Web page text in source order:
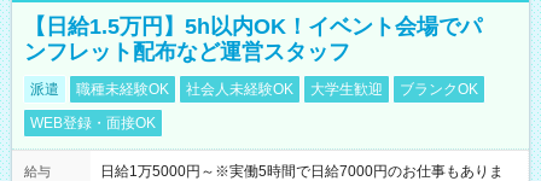
【日給1.5万円】5h以内OK！イベント会場でパ
ンフレット配布など運営スタッフ
派遣 職種未経験OK 社会人未経験OK 大学生歓迎
ブランクOK
WEB登録・面接OK
給与
日給1万5000円～※実働5時間で日給7000円のお仕事もありま